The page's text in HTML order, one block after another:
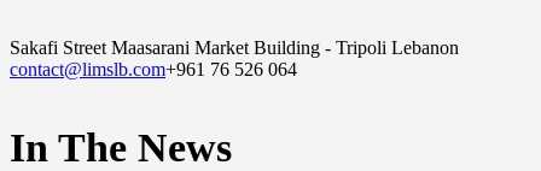
Sakafi Street Maasarani Market Building - Tripoli Lebanon
contact@limslb.com+961 76 526 064
In The News